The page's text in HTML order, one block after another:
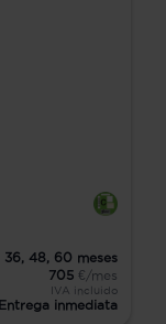
36, 48, 60 meses
705 €/mes
IVA incluido
Entrega inmediata